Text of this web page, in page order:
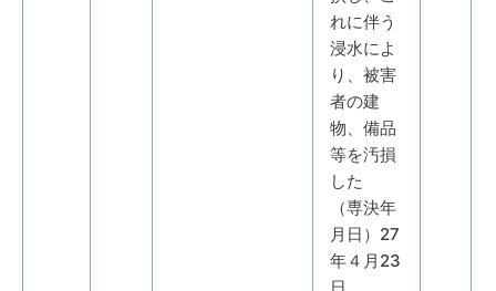
れに伴う
浸水によ
り、被害
者の建
物、備品
等を汚損
した
（専決年
月日）27
年４月23